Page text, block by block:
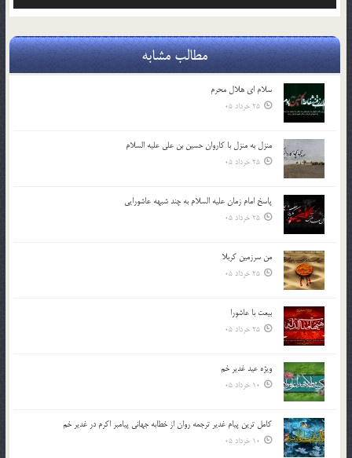
مطالب مشابه
سلام ای هلال محرم
25 خرداد 05
منزل به منزل با کاروان حسین بن علی علیه السلام
25 خرداد 05
پاسخ امام زمان علیه السلام به چند شبهه عاشورایی
25 خرداد 05
من سرزمین کربلا
25 خرداد 05
بیعت با عاشورا
25 خرداد 05
ویژه عید غدیر خم
10 خرداد 05
کامل ترین پیام غدیر ترجمه روان از خطابه جهانی پیامبر اکرم در غدیر خم
10 خرداد 05